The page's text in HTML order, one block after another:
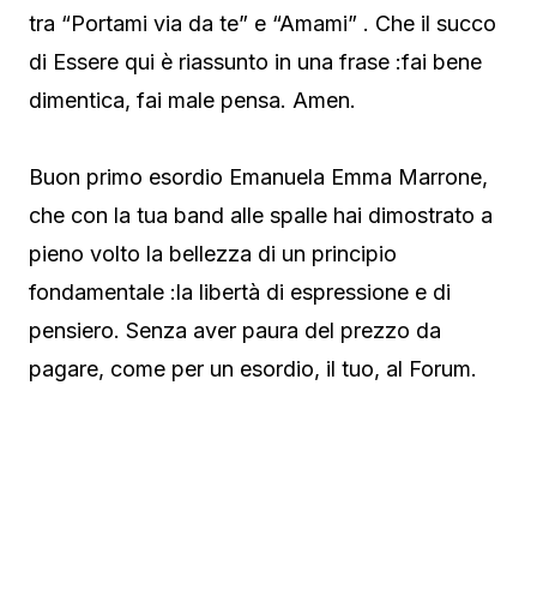
tra “Portami via da te” e “Amami” . Che il succo
di Essere qui è riassunto in una frase :fai bene
dimentica, fai male pensa. Amen.
Buon primo esordio Emanuela Emma Marrone,
che con la tua band alle spalle hai dimostrato a
pieno volto la bellezza di un principio
fondamentale :la libertà di espressione e di
pensiero. Senza aver paura del prezzo da
pagare, come per un esordio, il tuo, al Forum.